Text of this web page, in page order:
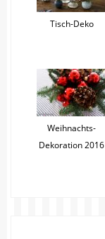
Tisch-Deko
Weihnachts-
Dekoration 2016